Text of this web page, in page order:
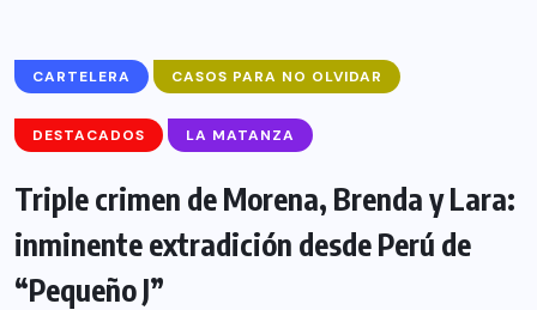
CARTELERA CASOS PARA NO OLVIDAR
DESTACADOS LA MATANZA
Triple crimen de Morena, Brenda y Lara:
inminente extradición desde Perú de
“Pequeño J”